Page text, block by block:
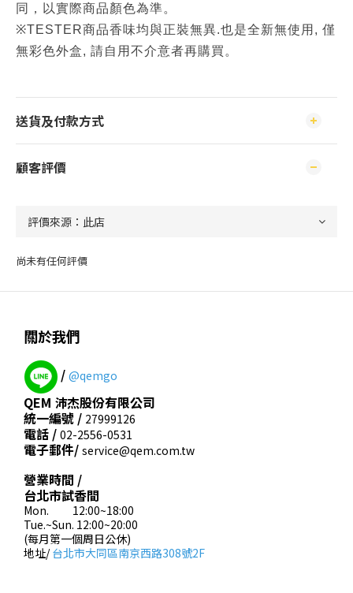
同，以實際商品顏色為準。
※TESTER商品香味均與正裝無異.也是全新無使用, 僅
無彩色外盒, 請自用不介意者再購買。
送貨及付款方式
顧客評價
尚未有任何評價
關於我們
/ @qemgo
QEM 沛杰股份有限公司
統一編號 / 27999126
電話 / 02-2556-0531
電子郵件/ service@qem.com.tw
營業時間 /
台北市試香間
Mon. 12:00~18:00
Tue.~Sun. 12:00~20:00
(每月第一個周日公休)
地址/台北市大同區南京西路308號2F